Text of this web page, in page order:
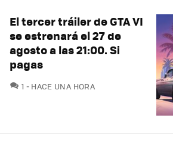
El tercer tráiler de GTA VI
se estrenará el 27 de
agosto a las 21:00. Si
pagas
1 COMENTARIOS
HACE UNA HORA